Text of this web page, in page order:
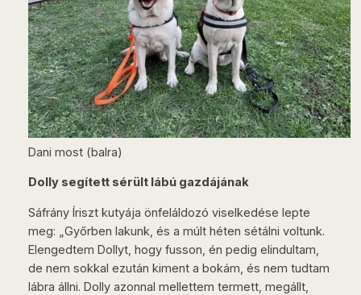
Dani most (balra)
Dolly segített sérült lábú gazdájának
Sáfrány Íriszt kutyája önfeláldozó viselkedése lepte
meg: „Győrben lakunk, és a múlt héten sétálni voltunk.
Elengedtem Dollyt, hogy fusson, én pedig elindultam,
de nem sokkal ezután kiment a bokám, és nem tudtam
lábra állni. Dolly azonnal mellettem termett, megállt,